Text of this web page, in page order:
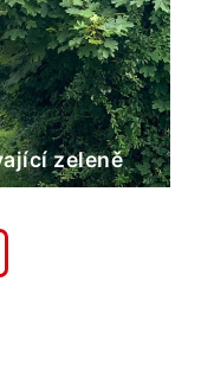
zeleně